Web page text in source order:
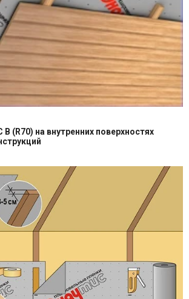
(R70) на внутренних поверхностях